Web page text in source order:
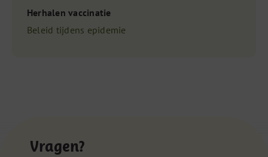
Herhalen vaccinatie
Beleid tijdens epidemie
Vragen?